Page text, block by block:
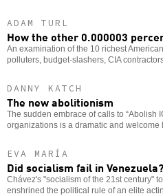
ADAM TURL
How the other 0.000003
An examination of the 10 richest
polluters, budget-slashers, CIA
DANNY KATCH
The new abolitionism
The sudden embrace of calls to “Abolish
organizations is a dramatic and welcome
EVA MARÍA
Did socialism fail in Venezuela?
Chávez's "socialism of the 21st century"
enshrined the political rule of an elite